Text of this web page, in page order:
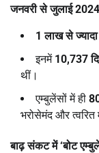
जनवरी से जुलाई2024
1लाख से ज्यादा
इनमें 10,737
थीं।
एम्बुलेंसों में ही
भरोसेमंद और
बाढ़ संकट में‘बोट